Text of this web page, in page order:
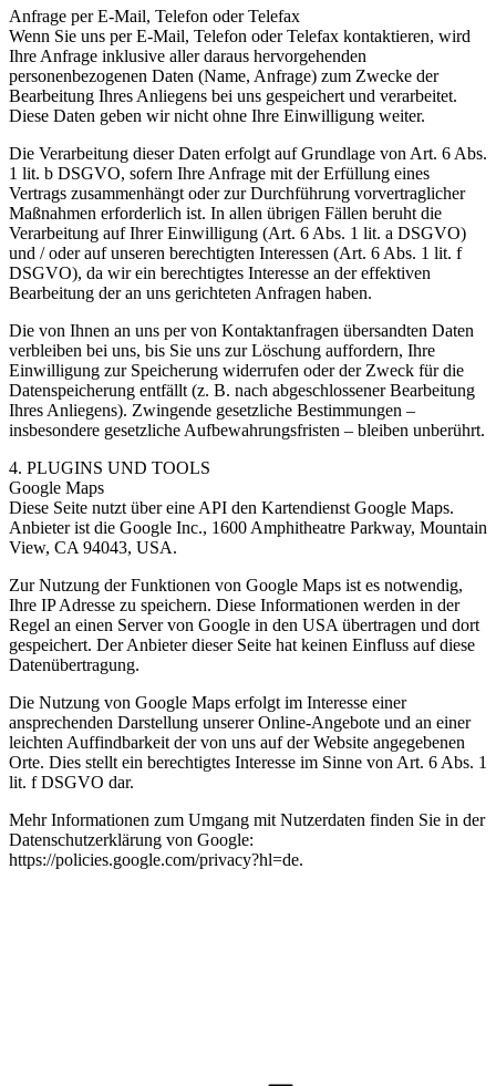
Anfrage per E-Mail, Telefon oder Telefax
Wenn Sie uns per E-Mail, Telefon oder Telefax kontaktieren, wird
Ihre Anfrage inklusive aller daraus hervorgehenden
personenbezogenen Daten (Name, Anfrage) zum Zwecke der
Bearbeitung Ihres Anliegens bei uns gespeichert und verarbeitet.
Diese Daten geben wir nicht ohne Ihre Einwilligung weiter.
Die Verarbeitung dieser Daten erfolgt auf Grundlage von Art. 6 Abs.
1 lit. b DSGVO, sofern Ihre Anfrage mit der Erfüllung eines
Vertrags zusammenhängt oder zur Durchführung vorvertraglicher
Maßnahmen erforderlich ist. In allen übrigen Fällen beruht die
Verarbeitung auf Ihrer Einwilligung (Art. 6 Abs. 1 lit. a DSGVO)
und / oder auf unseren berechtigten Interessen (Art. 6 Abs. 1 lit. f
DSGVO), da wir ein berechtigtes Interesse an der effektiven
Bearbeitung der an uns gerichteten Anfragen haben.
Die von Ihnen an uns per von Kontaktanfragen übersandten Daten
verbleiben bei uns, bis Sie uns zur Löschung auffordern, Ihre
Einwilligung zur Speicherung widerrufen oder der Zweck für die
Datenspeicherung entfällt (z. B. nach abgeschlossener Bearbeitung
Ihres Anliegens). Zwingende gesetzliche Bestimmungen –
insbesondere gesetzliche Aufbewahrungsfristen – bleiben unberührt.
4. PLUGINS UND TOOLS
Google Maps
Diese Seite nutzt über eine API den Kartendienst Google Maps.
Anbieter ist die Google Inc., 1600 Amphitheatre Parkway, Mountain
View, CA 94043, USA.
Zur Nutzung der Funktionen von Google Maps ist es notwendig,
Ihre IP Adresse zu speichern. Diese Informationen werden in der
Regel an einen Server von Google in den USA übertragen und dort
gespeichert. Der Anbieter dieser Seite hat keinen Einfluss auf diese
Datenübertragung.
Die Nutzung von Google Maps erfolgt im Interesse einer
ansprechenden Darstellung unserer Online-Angebote und an einer
leichten Auffindbarkeit der von uns auf der Website angegebenen
Orte. Dies stellt ein berechtigtes Interesse im Sinne von Art. 6 Abs. 1
lit. f DSGVO dar.
Mehr Informationen zum Umgang mit Nutzerdaten finden Sie in der
Datenschutzerklärung von Google:
https://policies.google.com/privacy?hl=de.